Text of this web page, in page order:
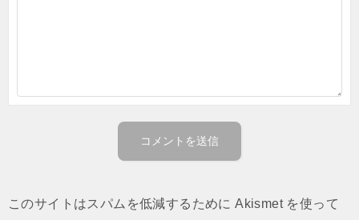
このサイトはスパムを低減するために Akismet を使って